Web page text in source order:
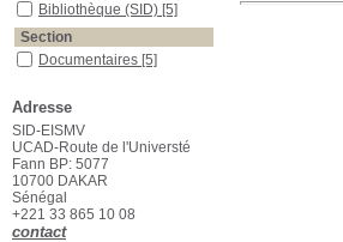
Bibliothèque (SID) [5]
Section
Documentaires [5]
Adresse
SID-EISMV
UCAD-Route de l'Universté
Fann BP: 5077
10700 DAKAR
Sénégal
+221 33 865 10 08
contact